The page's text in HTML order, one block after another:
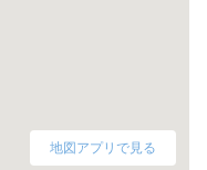
地図アプリで見る